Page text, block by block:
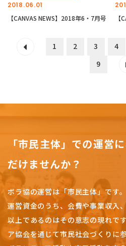
2018.06.01
【CANVAS NEWS】2018年6・7月号 【
1 2 3 4
9
「市民主体」での運営
だけませんか？
ボラ協の運営は「市民主体」です。
運営資金のうち、会費や事業収入
以上であるのはその意志の現れです
ア協会を通じて市民社会づくりに